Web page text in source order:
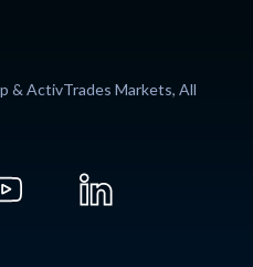
& ActivTrades Markets, All